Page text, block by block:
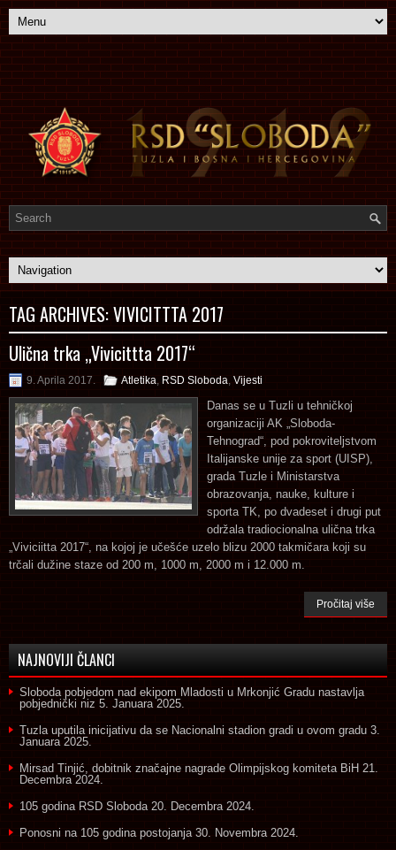
TAG ARCHIVES:VIVICITTTA 2017
Ulična trka „Vivicittta 2017“
9. Aprila 2017. Atletika RSD Sloboda Vijesti
Danas se u Tuzli u tehničkoj
organizaciji AK „Sloboda-
Tehnograd“, pod pokroviteljstvom
Italijanske unije za sport (UISP),
grada Tuzle i Ministarstva
obrazovanja, nauke, kulture i
sporta TK, po dvadeset i drugi put
održala tradiocionalna ulična trka
„Viviciitta 2017“, na kojoj je učešće uzelo blizu 2000 takmičara koji su
trčali dužine staze od 200 m, 1000 m, 2000 m i 12.000 m.
Pročitaj više
NAJNOVIJI ČLANCI
Sloboda pobjedom nad ekipom Mladosti u Mrkonjić Gradu nastavlja
pobjednički niz 5. Januara 2025.
Tuzla uputila inicijativu da se Nacionalni stadion gradi u ovom gradu 3.
Januara 2025.
Mirsad Tinjić, dobitnik značajne nagrade Olimpijskog komiteta BiH 21.
Decembra 2024.
105 godina RSD Sloboda 20. Decembra 2024.
Ponosni na 105 godina postojanja 30. Novembra 2024.